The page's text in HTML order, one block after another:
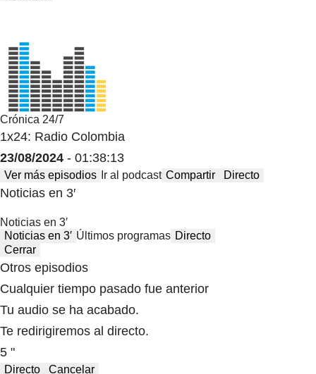
Crónica 24/7
1x24: Radio Colombia
23/08/2024 - 01:38:13
Ver más episodios Ir al podcast Compartir Directo
Noticias en 3′
Noticias en 3′
Noticias en 3′ Últimos programas Directo
Cerrar
Otros episodios
Cualquier tiempo pasado fue anterior
Tu audio se ha acabado.
Te redirigiremos al directo.
5 "
Directo Cancelar